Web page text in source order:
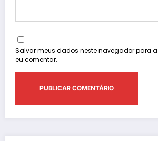
Salvar meus dados neste navegador para
eu comentar.